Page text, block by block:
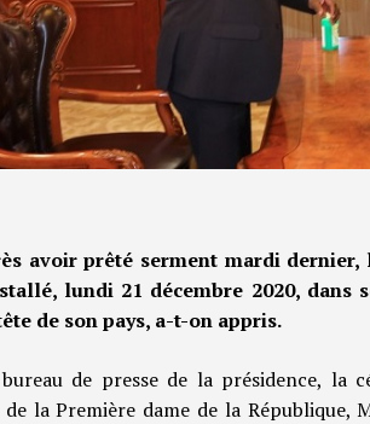
avoir prêté serment mardi
lundi 21 décembre 2020, dans
de son pays, a-t-on appris.
de presse de la présidence, la
de la Première dame de la République,